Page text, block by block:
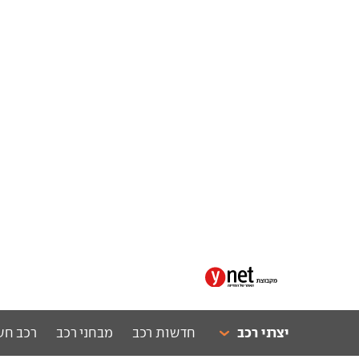
יצרני רכב חדשות רכב מבחני רכב רכב